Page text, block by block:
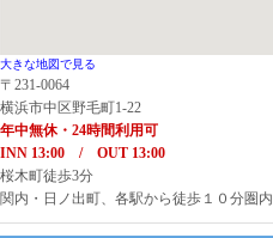
大きな地図で見る
〒231-0064
横浜市中区野毛町1-22
年中無休・24時間利用可
INN 13:00 / OUT 13:00
桜木町徒歩3分
関内・日ノ出町、各駅から徒歩１０分圏内